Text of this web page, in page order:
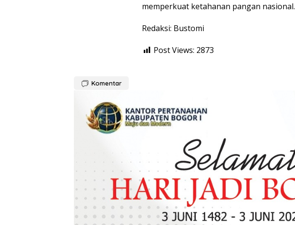
memperkuat ketahanan pangan nasional.
Redaksi: Bustomi
Post Views: 2873
Komentar